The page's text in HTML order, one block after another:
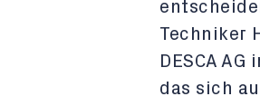
Techniker
DESCA
das sich